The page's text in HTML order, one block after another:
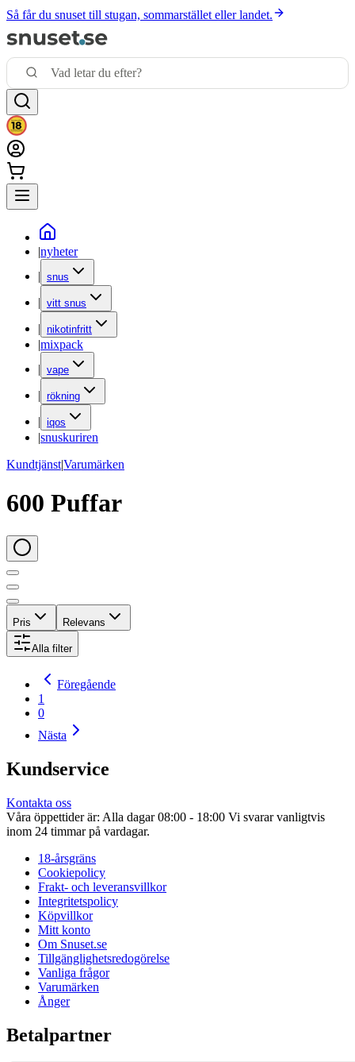
Så får du snuset till stugan, sommarstället eller landet.
|nyheter
| snus
| vitt snus
| nikotinfritt
|mixpack
| vape
| rökning
| iqos
|snuskuriren
Kundtjänst|Varumärken
600 Puffar
Pris Relevans
Alla filter
Föregående
1
0
Nästa
Kundservice
Kontakta oss
Våra öppettider är: Alla dagar 08:00 - 18:00 Vi svarar vanligtvis
inom 24 timmar på vardagar.
18-årsgräns
Cookiepolicy
Frakt- och leveransvillkor
Integritetspolicy
Köpvillkor
Mitt konto
Om Snuset.se
Tillgänglighetsredogörelse
Vanliga frågor
Varumärken
Ånger
Betalpartner